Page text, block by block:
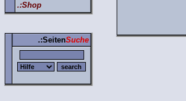
.:Shop
.:SeitenSuche